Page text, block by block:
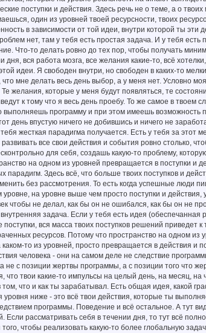
поступки и действия. Здесь речь не о теме, а о
один из уровней твоей ресурсности, твоих
в зависимости от той идеи, внутри которой ты
нет, там у тебя есть простая задача. И у тебя
Что-то делать ровно до тех пор, чтобы получать
дня, вся работа мозга, все желания какие-то, всё
идеи. Я свободен внутри, но свободен в каких-то
мне делать весь день выбор, а у меня нет. Условно
желания, которые у меня будут появляться, те
к тому что я весь день проебу. То же самое в твоем
выполняешь программу и при этом имеешь возможность
день впустую ничего не добившись и ничего не
жесткая парадигма получается. Есть у тебя за этот
все свои действия и события ровно столько,
для себя, создашь какую-то проблему,
на одном из уровней превращается в поступки и
парадигм. Здесь всё, что больше твоих поступков и
без рассмотрения. То есть когда успешные люди
уровне, на уровне выше чем просто поступки и
чтобы не делал, как бы он не ошибался, как бы он не
внутренняя задача. Если у тебя есть идея
вся масса твоих поступков решений
ресурсов. Потому что пространство на одном из
то из уровней, просто превращается в действия и
человека - они на самом деле не следствие
не с позиции жертвы программы, а с позиции того что
что твои какие-то импульсы на целый день, на месяц,
том, что и как ты зарабатывал. Есть общая идея, какой
ниже - это всё твои действия, которые ты
программы. Поведение и всё остальное. А тут
Если рассматривать себя в течении дня, то тут всё
чтобы реализовать какую-то более глобальную